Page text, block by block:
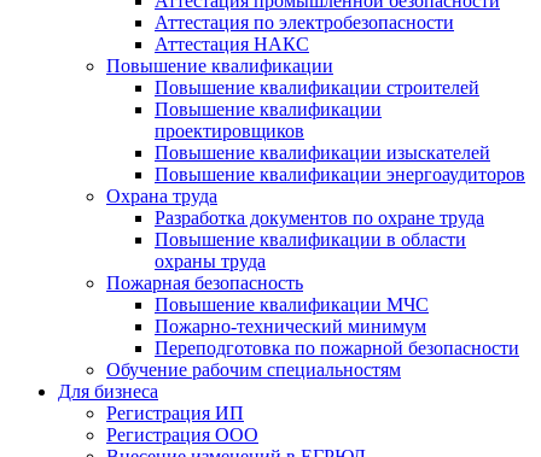
Аттестация по электробезопасности
Аттестация НАКС
Повышение квалификации
Повышение квалификации строителей
Повышение квалификации
проектировщиков
Повышение квалификации изыскателей
Повышение квалификации энергоаудиторов
Охрана труда
Разработка документов по охране труда
Повышение квалификации в области
охраны труда
Пожарная безопасность
Повышение квалификации МЧС
Пожарно-технический минимум
Переподготовка по пожарной безопасности
Обучение рабочим специальностям
Для бизнеса
Регистрация ИП
Регистрация ООО